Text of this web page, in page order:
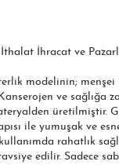
İhracat ve
modelinin; menşei
ve sağlığa
üretilmiştir.
ile yumuşak ve
rahatlık
edilir. Sadece